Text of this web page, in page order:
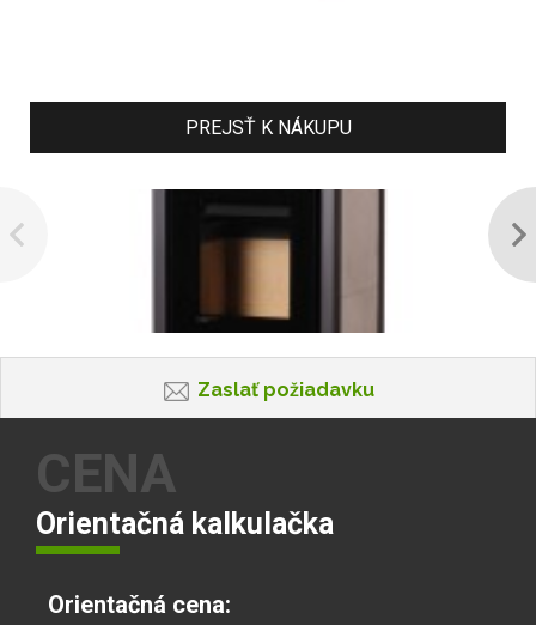
PREJSŤ K NÁKUPU
Zaslať požiadavku
CENA
Orientačná kalkulačka
Orientačná cena: